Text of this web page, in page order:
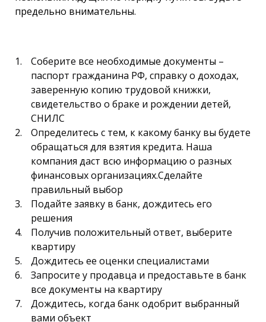
предельно внимательны.
Соберите все необходимые документы –
паспорт гражданина РФ, справку о доходах,
заверенную копию трудовой книжки,
свидетельство о браке и рождении детей,
СНИЛС
Определитесь с тем, к какому банку вы будете
обращаться для взятия кредита. Наша
компания даст всю информацию о разных
финансовых организациях.Сделайте
правильный выбор
Подайте заявку в банк, дождитесь его
решения
Получив положительный ответ, выберите
квартиру
Дождитесь ее оценки специалистами
Запросите у продавца и предоставьте в банк
все документы на квартиру
Дождитесь, когда банк одобрит выбранный
вами объект